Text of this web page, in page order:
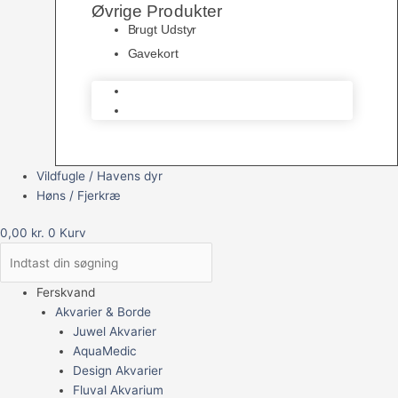
Øvrige Produkter
Brugt Udstyr
Gavekort
Vildfugle / Havens dyr
Høns / Fjerkræ
0,00 kr. 0 Kurv
Ferskvand
Akvarier & Borde
Juwel Akvarier
AquaMedic
Design Akvarier
Fluval Akvarium